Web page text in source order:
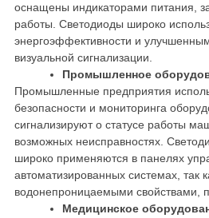
оснащены индикаторами питания,
работы. Светодиоды широко
энергоэффективности и
визуальной сигнализации.
Промышленное
Промышленные предприятия
безопасности и мониторинга
сигнализируют о статусе работы
возможных неисправностях.
широко применяются в панелях
автоматизированных системах, так
водонепроницаемыми свойствами,
Медицинское